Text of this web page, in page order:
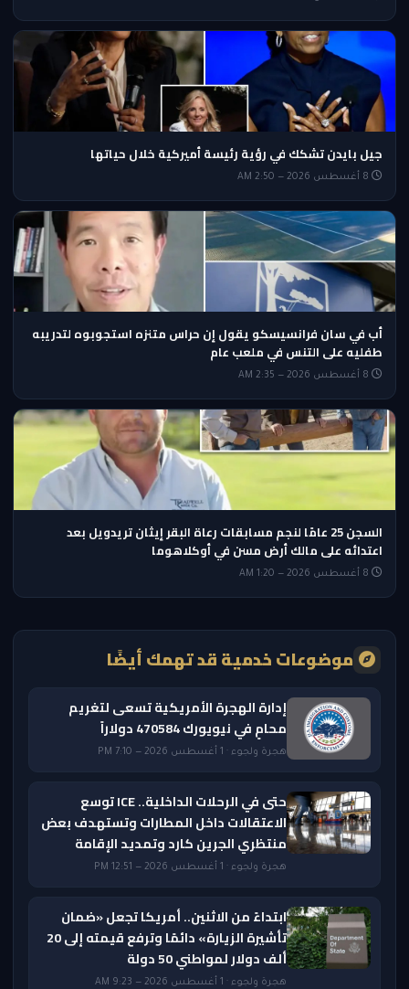
جيل بايدن تشكك في رؤية رئيسة أميركية خلال حياتها
أب في سان فرانسيسكو يقول إن حراس متنزه استجوبوه لتدريبه
طفليه على التنس في ملعب عام
السجن 25 عامًا لنجم مسابقات رعاة البقر إيثان تريدويل بعد
اعتدائه على مالك أرض مسن في أوكلاهوما
موضوعات خدمية قد تهمك أيضًا
إدارة الهجرة الأمريكية تسعى لتغريم
محامٍ في نيويورك 470584 دولاراً
هجرة ولجوء · 1 أغسطس 2026 — 7:10 PM
حتى في الرحلات الداخلية.. ICE توسع
الاعتقالات داخل المطارات وتستهدف بعض
منتظري الجرين كارد وتمديد الإقامة
هجرة ولجوء · 1 أغسطس 2026 — 12:51 PM
ابتداءً من الاثنين.. أمريكا تجعل «ضمان
تأشيرة الزيارة» دائمًا وترفع قيمته إلى 20
ألف دولار لمواطني 50 دولة
هجرة ولجوء · 1 أغسطس 2026 — 9:23 AM